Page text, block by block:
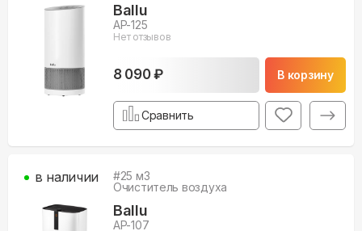
Ballu
AP-125
Нет отзывов
8 090 ₽ В корзину
Сравнить
#25 м3
Очиститель воздуха
Ballu
AP-107
в наличии